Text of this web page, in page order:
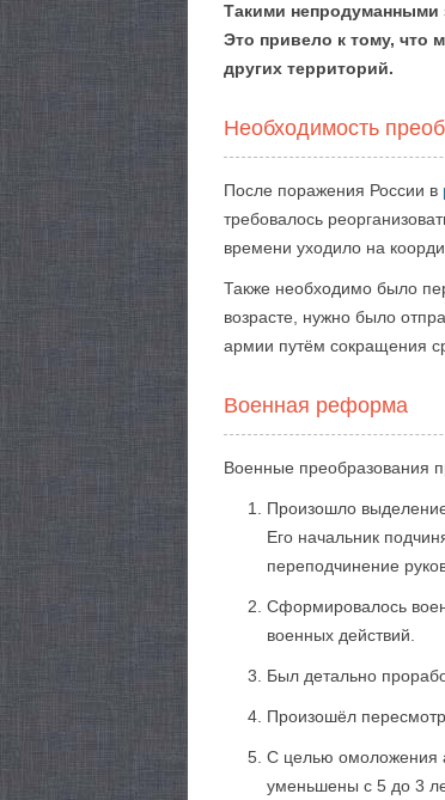
Такими непродуманными
Это привело к тому, что
других территорий.
Необходимость
После поражения России в
требовалось
времени уходило на
Также необходимо было
возрасте, нужно было
армии путём сокращения
Военная реформа
Военные преобразования
Произошло
Его начальник
переподчинение
Сформировалось
военных действий.
Был детально
Произошёл
С целью омоложения
уменьшены с 5 до 3